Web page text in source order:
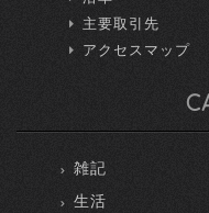
主要取引先
アクセスマップ
雑記
生活